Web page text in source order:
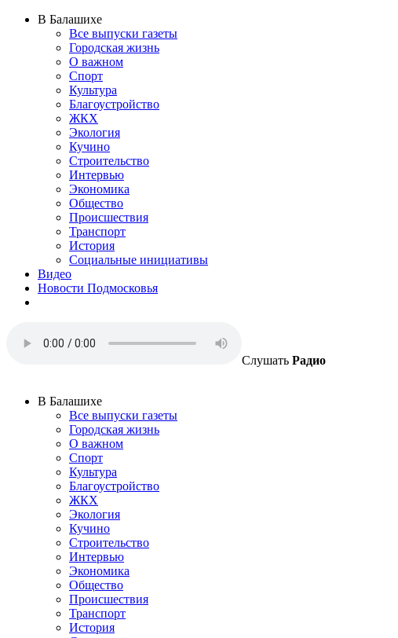
В Балашихе
Все выпуски газеты
Городская жизнь
О важном
Спорт
Культура
Благоустройство
ЖКХ
Экология
Кучино
Строительство
Интервью
Экономика
Общество
Происшествия
Транспорт
История
Социальные инициативы
Видео
Новости Подмосковья
Слушать Радио
В Балашихе
Все выпуски газеты
Городская жизнь
О важном
Спорт
Культура
Благоустройство
ЖКХ
Экология
Кучино
Строительство
Интервью
Экономика
Общество
Происшествия
Транспорт
История